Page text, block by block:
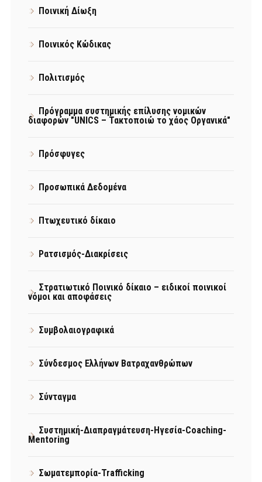
Ποινική Δίωξη
Ποινικός Κώδικας
Πολιτισμός
Πρόγραμμα συστημικής επίλυσης νομικών
διαφορών "UNICS – Τακτοποιώ το χάος Οργανικά"
Πρόσφυγες
Προσωπικά Δεδομένα
Πτωχευτικό δίκαιο
Ρατσισμός-Διακρίσεις
Στρατιωτικό Ποινικό δίκαιο – ειδικοί ποινικοί
νόμοι και αποφάσεις
Συμβολαιογραφικά
Σύνδεσμος Ελλήνων Βατραχανθρώπων
Σύνταγμα
Συστημική-Διαπραγμάτευση-Ηγεσία-Coaching-
Mentoring
Σωματεμπορία-Trafficking